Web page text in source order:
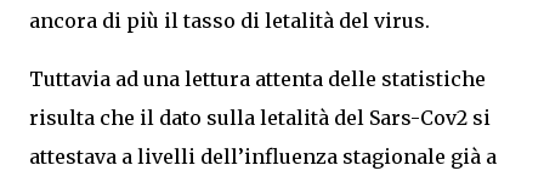
ancora di più il tasso di letalità del virus.
Tuttavia ad una lettura attenta delle statistiche
risulta che il dato sulla letalità del Sars-Cov2 si
attestava a livelli dell’influenza stagionale già a